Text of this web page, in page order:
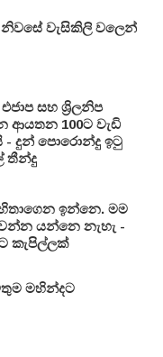
වැසිකිලි වලෙන්
සහ ශ්‍රිලනිප
ආයතන 100ට වැඩි
- දුන් පොරොන්දු ඉටු
තීන්දු
ඉන්නෙ. මම
යන්නෙ නැහැ -
කැපිල්ලක්
මහින්දට